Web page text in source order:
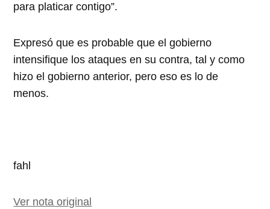
para platicar contigo”.
Expresó que es probable que el gobierno
intensifique los ataques en su contra, tal y como
hizo el gobierno anterior, pero eso es lo de
menos.
fahl
Ver nota original